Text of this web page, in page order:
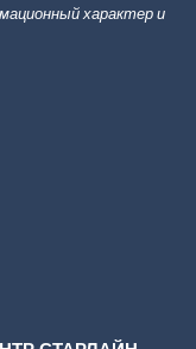
характер и